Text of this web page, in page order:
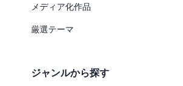
メディア化作品
厳選テーマ
ジャンルから探す